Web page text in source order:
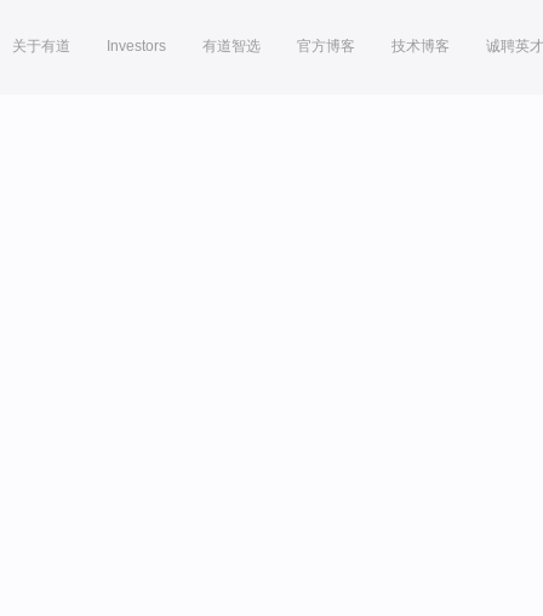
关于有道 Investors 有道智选 官方博客 技术博客 诚聘英才